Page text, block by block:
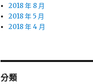
2018 年 8 月
2018 年 5 月
2018 年 4 月
分類